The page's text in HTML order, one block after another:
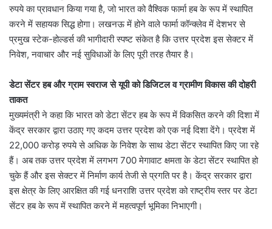
रुपये का प्रावधान किया गया है, जो भारत को वैश्विक फार्मा हब के रूप में स्थापित
करने में सहायक सिद्ध होगा। लखनऊ में होने वाले फार्मा कॉन्क्लेव में देशभर से
प्रमुख स्टेक-होल्डर्स की भागीदारी स्पष्ट संकेत है कि उत्तर प्रदेश इस सेक्टर में
निवेश, नवाचार और नई सुविधाओं के लिए पूरी तरह तैयार है।
डेटा सेंटर हब और ग्राम स्वराज से यूपी को डिजिटल व ग्रामीण विकास की दोहरी
ताकत
मुख्यमंत्री ने कहा कि भारत को डेटा सेंटर हब के रूप में विकसित करने की दिशा में
केंद्र सरकार द्वारा उठाए गए कदम उत्तर प्रदेश को एक नई दिशा देंगे। प्रदेश में
22,000 करोड़ रुपये से अधिक के निवेश के साथ डेटा सेंटर स्थापित किए जा रहे
हैं। अब तक उत्तर प्रदेश में लगभग 700 मेगावाट क्षमता के डेटा सेंटर स्थापित हो
चुके हैं और इस सेक्टर में निर्माण कार्य तेजी से प्रगति पर है। केंद्र सरकार द्वारा
इस क्षेत्र के लिए आरक्षित की गई धनराशि उत्तर प्रदेश को राष्ट्रीय स्तर पर डेटा
सेंटर हब के रूप में स्थापित करने में महत्वपूर्ण भूमिका निभाएगी।